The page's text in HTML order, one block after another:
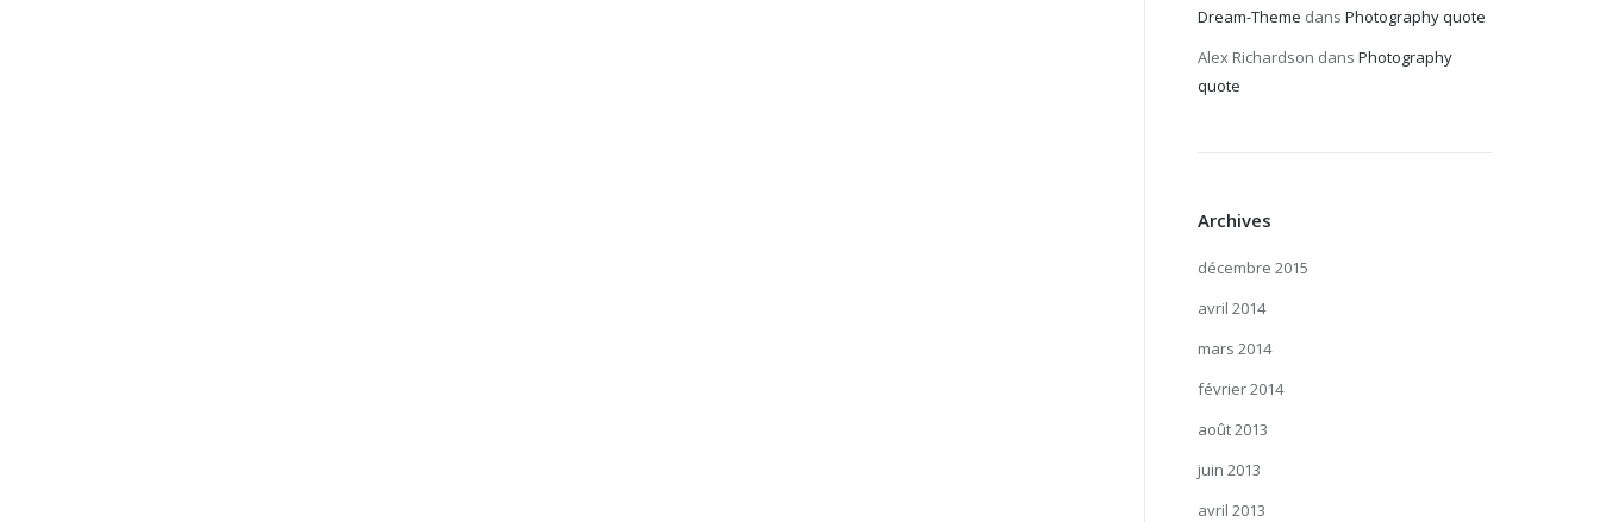
Dream-Theme dansPhotography quote
Alex Richardson dansPhotography
quote
Archives
décembre 2015
avril 2014
mars 2014
février 2014
août 2013
juin 2013
avril 2013